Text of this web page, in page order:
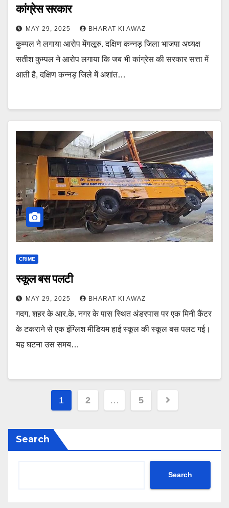
कांग्रेस सरकार
MAY 29, 2025 BHARAT KI AWAZ
कुम्पल ने लगाया आरोप मेंगलूरु. दक्षिण कन्नड़ जिला भाजपा अध्यक्ष
सतीश कुम्पल ने आरोप लगाया कि जब भी कांग्रेस की सरकार सत्ता में
आती है, दक्षिण कन्नड़ जिले में अशांत…
CRIME
स्कूल बस पलटी
MAY 29, 2025 BHARAT KI AWAZ
गदग. शहर के आर.के. नगर के पास स्थित अंडरपास पर एक मिनी कैंटर
के टकराने से एक इंग्लिश मीडियम हाई स्कूल की स्कूल बस पलट गई।
यह घटना उस समय…
Posts
1 2 … 5
Search
Search